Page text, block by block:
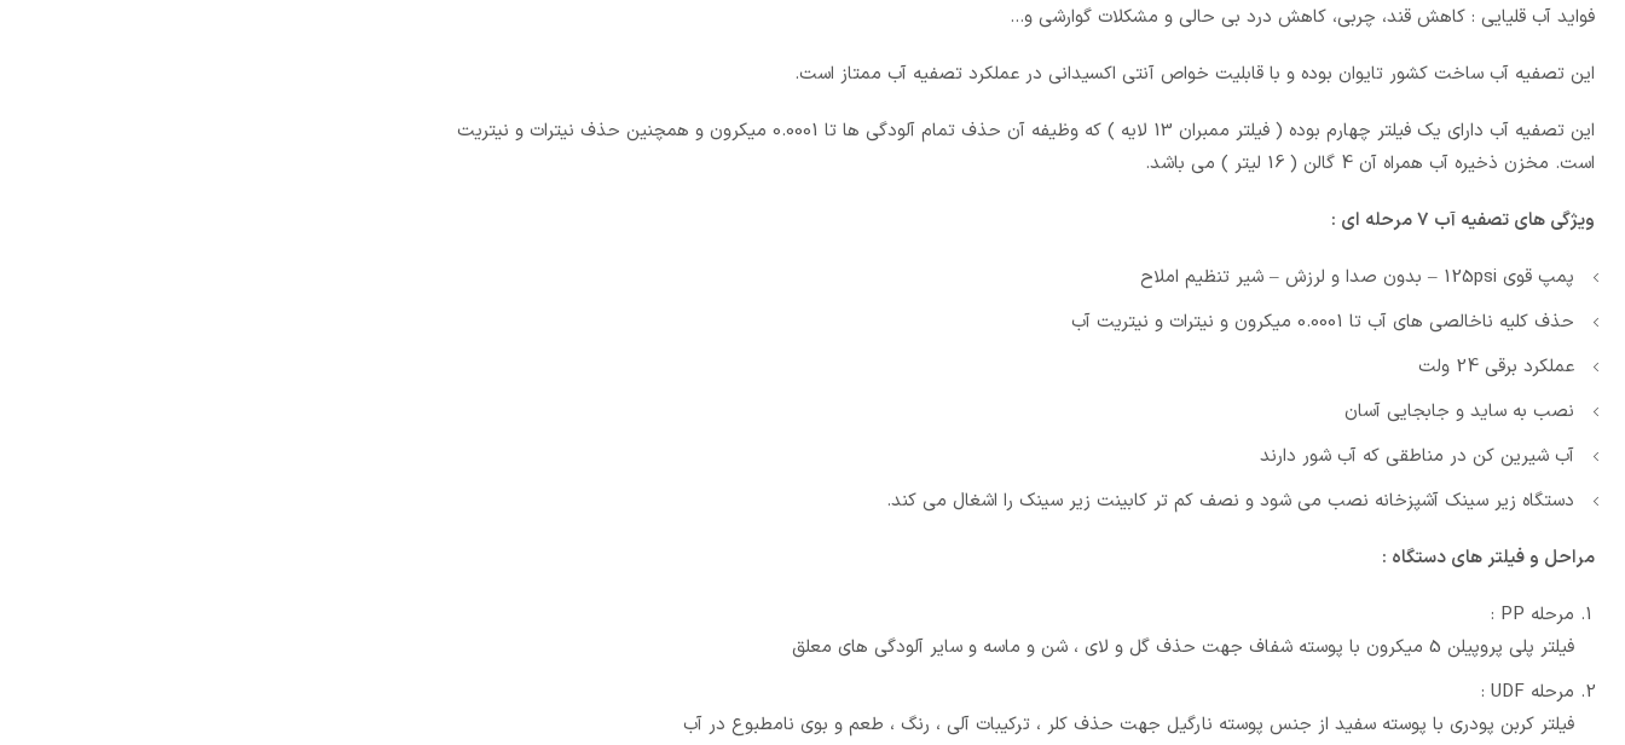
فواید آب قلیایی : کاهش قند، چربی، کاهش درد بی حالی و مشکلات گوارشی و…
این تصفیه آب ساخت کشور تایوان بوده و با قابلیت خواص آنتی اکسیدانی در عملکرد تصفیه آب ممتاز است.
این تصفیه آب دارای یک فیلتر چهارم بوده ( فیلتر ممبران 13 لایه ) که وظیفه آن حذف تمام آلودگی ها تا 0.0001 میکرون و همچنین حذف نیترات و نیتریت
است. مخزن ذخیره آب همراه آن 4 گالن ( 16 لیتر ) می باشد.
ویژگی های تصفیه آب 7 مرحله ای :
پمپ قوی 125psi – بدون صدا و لرزش – شیر تنظیم املاح
حذف کلیه ناخالصی های آب تا 0.0001 میکرون و نیترات و نیتریت آب
عملکرد برقی 24 ولت
نصب به ساید و جابجایی آسان
آب شیرین کن در مناطقی که آب شور دارند
دستگاه زیر سینک آشپزخانه نصب می شود و نصف کم تر کابینت زیر سینک را اشغال می کند.
مراحل و فیلتر های دستگاه :
مرحله PP :
فیلتر پلی پروپیلن 5 میکرون با پوسته شفاف جهت حذف گل و لای ، شن و ماسه و سایر آلودگی های معلق
مرحله UDF :
فیلتر کربن پودری با پوسته سفید از جنس پوسته نارگیل جهت حذف کلر ، ترکیبات آلی ، رنگ ، طعم و بوی نامطبوع در آب